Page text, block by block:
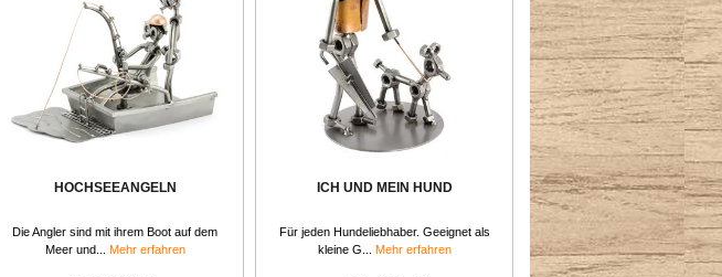
HOCHSEEANGELN
Die Angler sind mit ihrem Boot auf dem
Meer und...
Mehr erfahren
ICH UND MEIN HUND
Für jeden Hundeliebhaber. Geeignet als
kleine G...
Mehr erfahren